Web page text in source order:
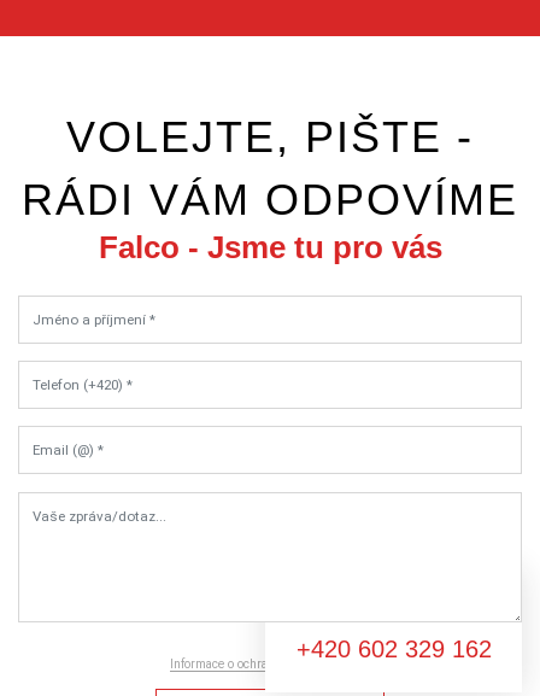
VOLEJTE, PIŠTE -
RÁDI VÁM ODPOVÍME
Falco - Jsme tu pro vás
Jméno a příjmení *
Telefon (+420) *
Email (@) *
Vaše zpráva/dotaz...
Informace o ochraně osobních údajů
+420 602 329 162